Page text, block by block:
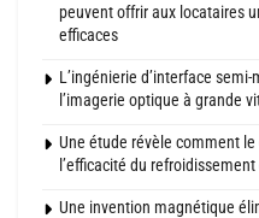
peuvent offrir aux locataires
efficaces
L’ingénierie d’interface
l’imagerie optique à grande
Une étude révèle comment
l’efficacité du
Une invention magnétique